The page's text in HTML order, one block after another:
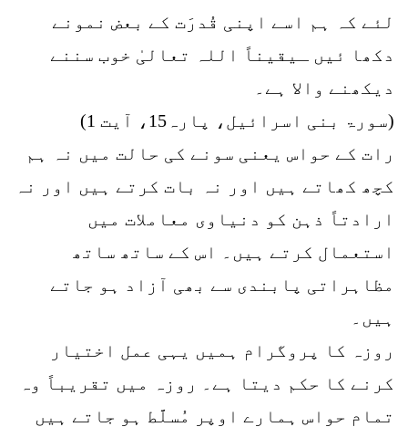
لئے کہ ہم اسے اپنی قُدرَت کے بعض نمونے
دکھا ئیں ـیقیناً اللہ تعالیٰ خوب سننے
دیکھنے والا ہے۔
(سورۃ بنی اسرائیل، پارہ15، آیت 1)
رات کے حواس یعنی سونے کی حالت میں نہ ہم
کچھ کھاتے ہیں اور نہ بات کرتے ہیں اور نہ
ارادتاً ذہن کو دنیاوی معاملات میں
استعمال کرتے ہیں۔ اس کے ساتھ ساتھ
مظاہراتی پابندی سے بھی آزاد ہو جاتے
ہیں۔
روزہ کا پروگرام ہمیں یہی عمل اختیار
کرنے کا حکم دیتا ہے۔ روزہ میں تقریباً وہ
تمام حواس ہمارے اوپر مُسلَّط ہو جاتے ہیں